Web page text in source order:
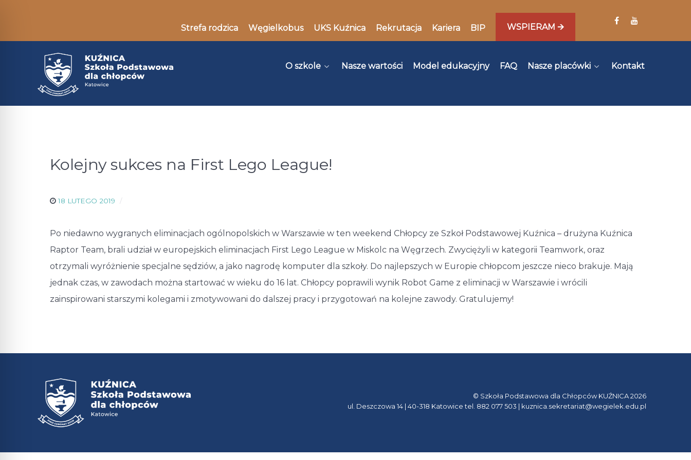
Strefa rodzica Węgielkobus UKS Kuźnica Rekrutacja Kariera BIP WSPIERAM 🡪
O szkole Nasze wartości Model edukacyjny FAQ Nasze placówki Kontakt
Kolejny sukces na First Lego League!
18 LUTEGO 2019
Po niedawno wygranych eliminacjach ogólnopolskich w Warszawie w ten weekend Chłopcy ze Szkoł Podstawowej Kuźnica – drużyna Kuźnica
Raptor Team, brali udział w europejskich eliminacjach First Lego League w Miskolc na Węgrzech. Zwyciężyli w kategorii Teamwork, oraz
otrzymali wyróżnienie specjalne sędziów, a jako nagrodę komputer dla szkoły. Do najlepszych w Europie chłopcom jeszcze nieco brakuje. Mają
jednak czas, w zawodach można startować w wieku do 16 lat. Chłopcy poprawili wynik Robot Game z eliminacji w Warszawie i wrócili
zainspirowani starszymi kolegami i zmotywowani do dalszej pracy i przygotowań na kolejne zawody. Gratulujemy!
© Szkoła Podstawowa dla Chłopców KUŹNICA 2026
ul. Deszczowa 14 | 40-318 Katowice tel. 882 077 503 | kuznica.sekretariat@wegielek.edu.pl